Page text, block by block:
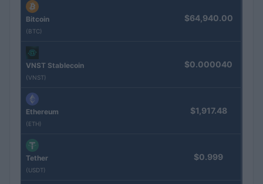
Bitcoin
(BTC)
$64,940.00
VNST Stablecoin
(VNST)
$0.000040
Ethereum
(ETH)
$1,917.48
Tether
(USDT)
$0.999